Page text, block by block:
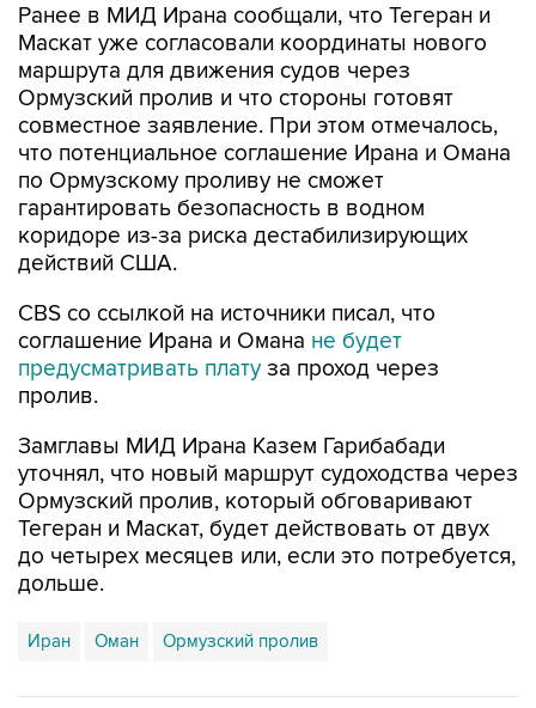
Ранее в МИД Ирана сообщали, что Тегеран и
Маскат уже согласовали координаты нового
маршрута для движения судов через
Ормузский пролив и что стороны готовят
совместное заявление. При этом отмечалось,
что потенциальное соглашение Ирана и Омана
по Ормузскому проливу не сможет
гарантировать безопасность в водном
коридоре из-за риска дестабилизирующих
действий США.
CBS со ссылкой на источники писал, что
соглашение Ирана и Омана не будет
предусматривать плату за проход через
пролив.
Замглавы МИД Ирана Казем Гарибабади
уточнял, что новый маршрут судоходства через
Ормузский пролив, который обговаривают
Тегеран и Маскат, будет действовать от двух
до четырех месяцев или, если это потребуется,
дольше.
Иран Оман Ормузский пролив